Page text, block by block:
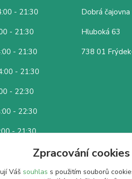
- 21:30
- 21:30
- 21:30
- 21:30
- 22:30
- 22:30
- 21:30
Dobrá čajovna
Hluboká 63
738 01
Zpracování cookies
Váš souhlas s použitím souborů